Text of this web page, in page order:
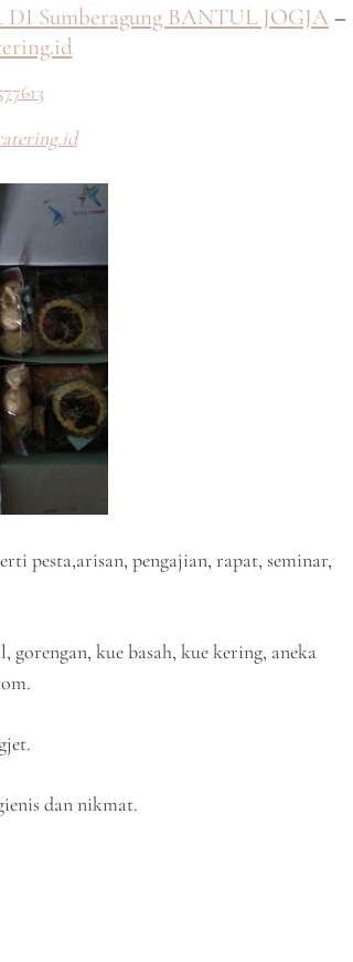
Sumberagung BANTUL JOGJA –
pesta,arisan, pengajian, rapat, seminar,
kue basah, kue kering, aneka
dan nikmat.